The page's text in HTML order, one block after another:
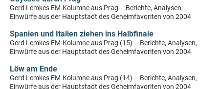
Gerd Lemkes EM-Kolumne aus Prag – Berichte, Analysen,
Einwürfe aus der Hauptstadt des Geheimfavoriten von 2004
Spanien und Italien ziehen ins Halbfinale
Gerd Lemkes EM-Kolumne aus Prag (15) – Berichte, Analysen,
Einwürfe aus der Hauptstadt des Geheimfavoriten von 2004
Löw am Ende
Gerd Lemkes EM-Kolumne aus Prag (14) – Berichte, Analysen,
Einwürfe aus der Hauptstadt des Geheimfavoriten von 2004